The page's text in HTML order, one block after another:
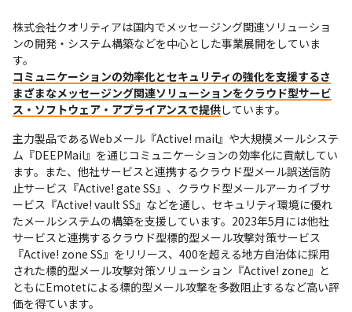
株式会社クオリティアは国内でメッセージング関連ソリューショ
ンの開発・システム構築などを中心とした事業展開をしていま
コミュニケーションの効率化とセキュリティの強化を支援するさ
まざまなメッセージング関連ソリューションをクラウド型サービ
ス・ソフトウェア・アプライアンスで提供しています。
主力製品であるWebメール『Active! mail』や大規模メールシステ
ム『DEEPMail』を通じコミュニケーションの効率化に貢献してい
ます。また、他社サービスと連携するクラウド型メール誤送信防
止サービス『Active! gate SS』、クラウド型メールアーカイブサ
ービス『Active! vault SS』などを通し、セキュリティ環境に優れ
たメールシステムの構築を支援しています。2023年5月には他社
サービスと連携するクラウド型標的型メール攻撃対策サービス
『Active! zone SS』をリリース、400を超える地方自治体に採用
された標的型メール攻撃対策ソリューション『Active! zone』と
ともにEmotetによる標的型メール攻撃を多数阻止するなど高い評
価を得ています。